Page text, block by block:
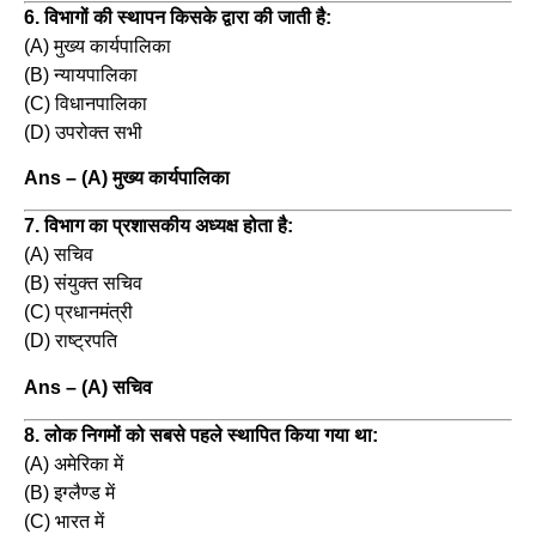
6. विभागों की स्थापन किसके द्वारा की जाती है:
(A) मुख्य कार्यपालिका
(B) न्यायपालिका
(C) विधानपालिका
(D) उपरोक्त सभी
Ans – (A) मुख्य कार्यपालिका
7. विभाग का प्रशासकीय अध्यक्ष होता है:
(A) सचिव
(B) संयुक्त सचिव
(C) प्रधानमंत्री
(D) राष्ट्रपति
Ans – (A) सचिव
8. लोक निगमों को सबसे पहले स्थापित किया गया था:
(A) अमेरिका में
(B) इग्लैण्ड में
(C) भारत में